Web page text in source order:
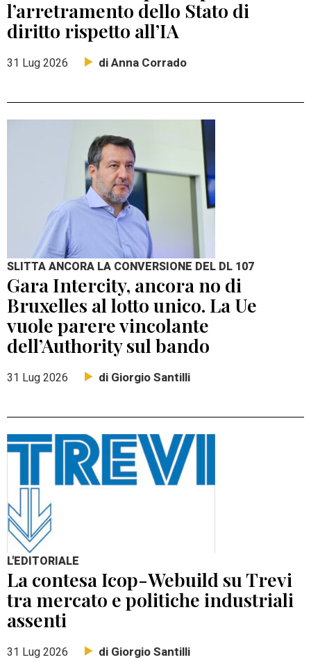
l’arretramento dello Stato di
diritto rispetto all’IA
31 Lug 2026 di Anna Corrado
SLITTA ANCORA LA CONVERSIONE DEL DL 107
Gara Intercity, ancora no di
Bruxelles al lotto unico. La Ue
vuole parere vincolante
dell’Authority sul bando
31 Lug 2026 di Giorgio Santilli
L'EDITORIALE
La contesa Icop-Webuild su Trevi
tra mercato e politiche industriali
assenti
31 Lug 2026 di Giorgio Santilli